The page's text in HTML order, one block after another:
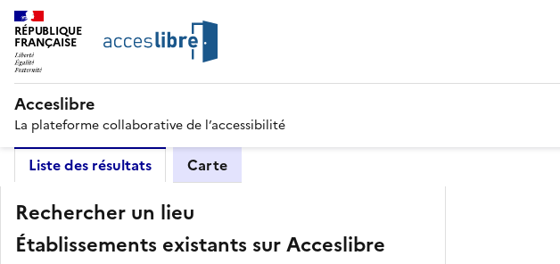
RÉPUBLIQUE
FRANÇAISE
Acceslibre
La plateforme collaborative de l’accessibilité
Liste des résultats Carte
Rechercher un lieu
Établissements existants sur Acceslibre